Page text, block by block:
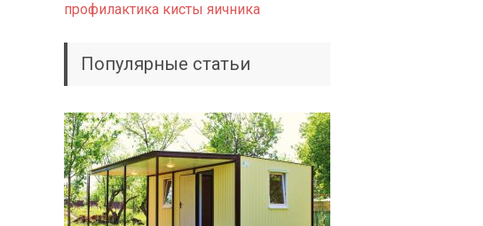
профилактика кисты яичника
Популярные статьи